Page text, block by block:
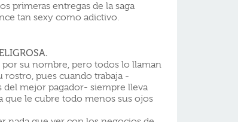
primeras entregas de la saga
tan sexy como adictivo.
su nombre, pero todos lo llaman
pues cuando trabaja -
mejor pagador- siempre lleva
que le cubre todo menos sus ojos